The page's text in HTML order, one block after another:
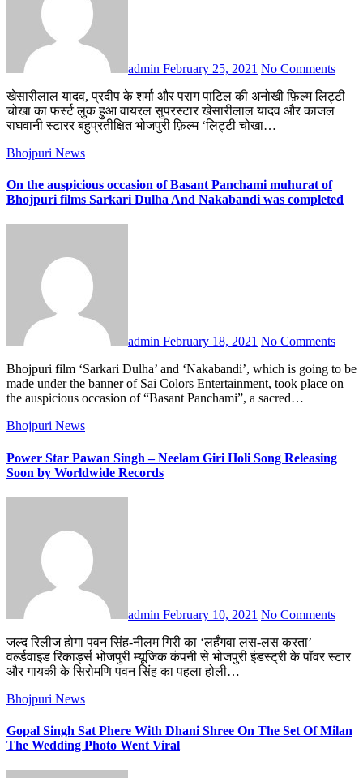
admin February 25, 2021 No Comments
खेसारीलाल यादव, प्रदीप के शर्मा और पराग पाटिल की अनोखी फ़िल्म लिट्टी
चोखा का फर्स्ट लुक हुआ वायरल सुपरस्टार खेसारीलाल यादव और काजल
राघवानी स्टारर बहुप्रतीक्षित भोजपुरी फ़िल्म ‘लिट्टी चोखा…
Bhojpuri News
On the auspicious occasion of Basant Panchami muhurat of
Bhojpuri films Sarkari Dulha And Nakabandi was completed
admin February 18, 2021 No Comments
Bhojpuri film ‘Sarkari Dulha’ and ‘Nakabandi’, which is going to be
made under the banner of Sai Colors Entertainment, took place on
the auspicious occasion of “Basant Panchami”, a sacred…
Bhojpuri News
Power Star Pawan Singh – Neelam Giri Holi Song Releasing
Soon by Worldwide Records
admin February 10, 2021 No Comments
जल्द रिलीज होगा पवन सिंह-नीलम गिरी का ‘लहँगवा लस-लस करता’
वर्ल्डवाइड रिकार्ड्स भोजपुरी म्यूजिक कंपनी से भोजपुरी इंडस्ट्री के पॉवर स्टार
और गायकी के सिरोमणि पवन सिंह का पहला होली…
Bhojpuri News
Gopal Singh Sat Phere With Dhani Shree On The Set Of Milan
The Wedding Photo Went Viral